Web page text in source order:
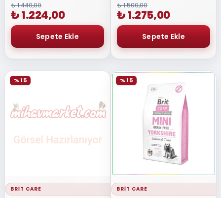
₺ 1.440,00
₺ 1.224,00
₺ 1.500,00
₺ 1.275,00
BRIT CARE
% 15
BRIT CARE
% 15